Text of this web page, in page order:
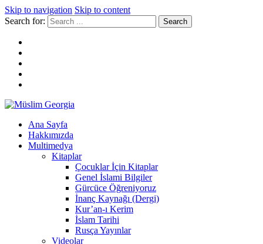
Skip to navigation Skip to content
Search for:
Müslim Georgia
Ana Sayfa
Hakkımızda
Multimedya
Kitaplar
Çocuklar İçin Kitaplar
Genel İslami Bilgiler
Gürcüce Öğreniyoruz
İnanç Kaynağı (Dergi)
Kur’an-ı Kerim
İslam Tarihi
Rusça Yayınlar
Videolar